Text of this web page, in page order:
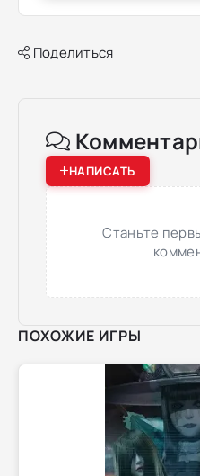
Поделиться
НАПИСАТЬ
Станьте
ПОХОЖИЕ ИГРЫ